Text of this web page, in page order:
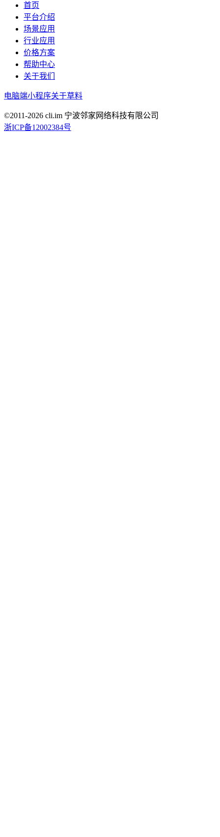
首页
平台介绍
场景应用
行业应用
价格方案
帮助中心
关于我们
电脑端小程序关于草料
©2011-2026 cli.im 宁波邻家网络科技有限公司
浙ICP备12002384号